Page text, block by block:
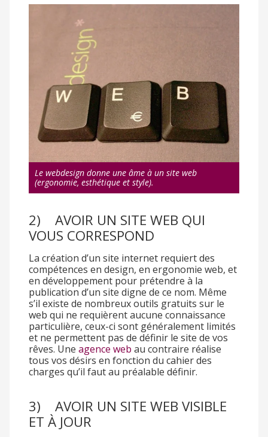
Le webdesign donne une âme à un site web
(ergonomie, esthétique et style).
2) AVOIR UN SITE WEB QUI
VOUS CORRESPOND
La création d’un site internet requiert des
compétences en design, en ergonomie web, et
en développement pour prétendre à la
publication d’un site digne de ce nom. Même
s’il existe de nombreux outils gratuits sur le
web qui ne requièrent aucune connaissance
particulière, ceux-ci sont généralement limités
et ne permettent pas de définir le site de vos
rêves. Une agence web au contraire réalise
tous vos désirs en fonction du cahier des
charges qu’il faut au préalable définir.
3) AVOIR UN SITE WEB VISIBLE
ET À JOUR